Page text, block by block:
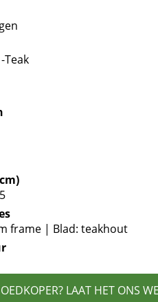
Teak
frame | Blad: teakhout
LAAT HET ONS